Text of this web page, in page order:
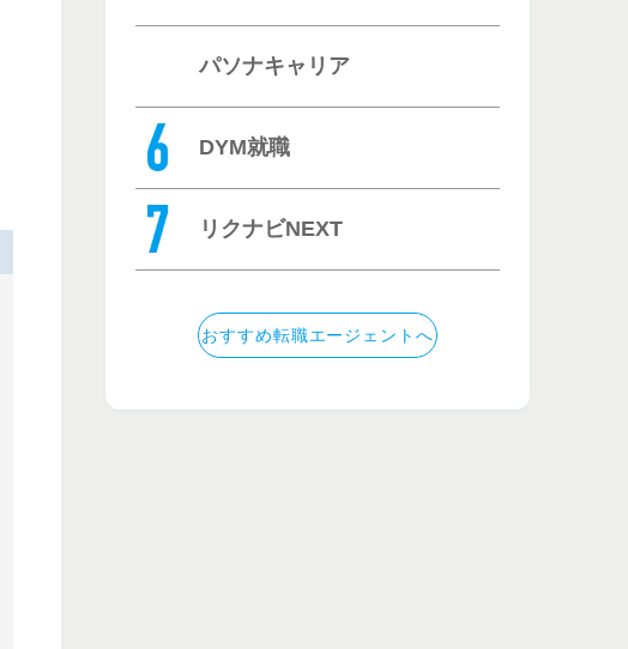
パソナキャリア
DYM就職
リクナビNEXT
おすすめ転職エージェントへ